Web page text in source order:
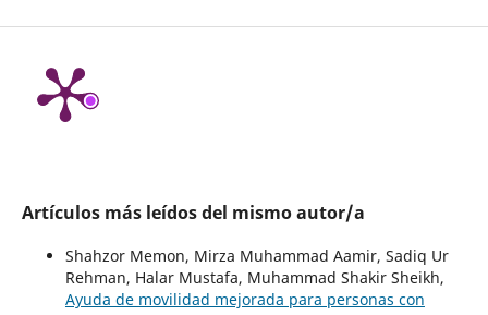
Artículos más leídos del mismo autor/a
Shahzor Memon, Mirza Muhammad Aamir, Sadiq Ur
Rehman, Halar Mustafa, Muhammad Shakir Sheikh,
Ayuda de movilidad mejorada para personas con